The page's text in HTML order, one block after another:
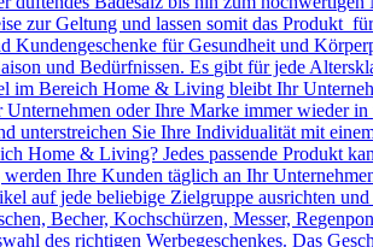
zur Geltung und lassen somit das Produkt
für Gesundheit und
und Bedürfnissen. Es gibt für jede
Bereich Home & Living bleibt Ihr
oder Ihre Marke immer wieder
Sie Ihre Individualität mit
Home & Living? Jedes passende Produkt
Ihre Kunden täglich an Ihr
auf jede beliebige Zielgruppe ausrichten
Becher, Kochschürzen, Messer,
des richtigen Werbegeschenkes. Das